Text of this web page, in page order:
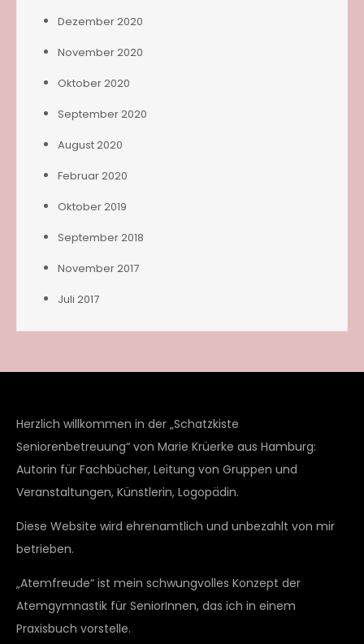
Dezember 2020
November 2020
Oktober 2020
September 2020
August 2020
Februar 2020
Oktober 2019
September 2018
November 2017
Juli 2017
Herzlich willkommen in der „Schatzkiste
Seniorenbetreuung“ von Marie Krüerke aus Hamburg:
Autorin für Fachbücher, Leitung von Gruppen und
Veranstaltungen, Künstlerin, Logopädin.
Diese Website wird ehrenamtlich und unbezahlt von mir
betrieben.
„Atemfreude“ ist mein schwungvolles Konzept der
Atemgymnastik für SeniorInnen, das ich in einem
Praxisbuch vorstelle.